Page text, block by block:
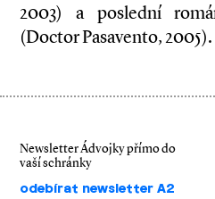
2003) a poslední
(Doctor Pasavento, 2005).
Newsletter Ádvojky přímo do
vaší schránky
odebírat newsletter A2